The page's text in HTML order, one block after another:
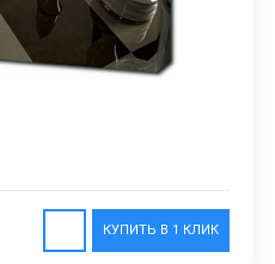
КУПИТЬ В 1 КЛИК